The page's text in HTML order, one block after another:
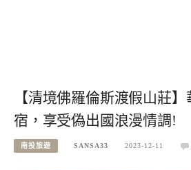
【清境佛羅倫斯渡假山莊
宿，享受偽出國浪漫情調!
南投旅遊 SANSA33 2023-12-11